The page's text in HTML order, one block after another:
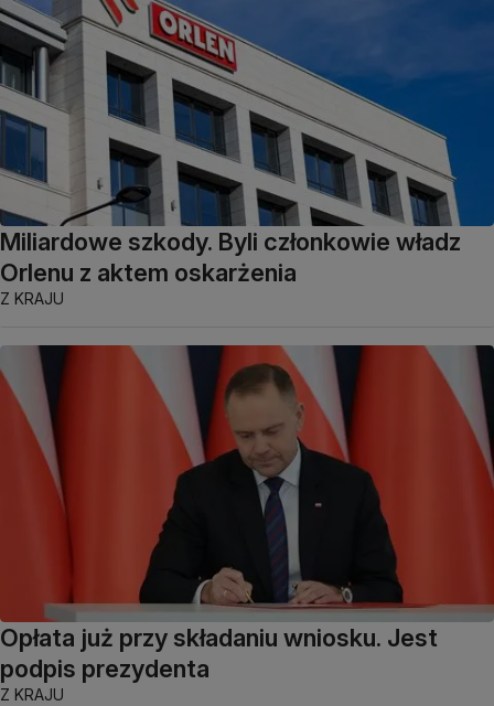
Miliardowe szkody. Byli członkowie władz
Orlenu z aktem oskarżenia
Z KRAJU
Opłata już przy składaniu wniosku. Jest
podpis prezydenta
Z KRAJU